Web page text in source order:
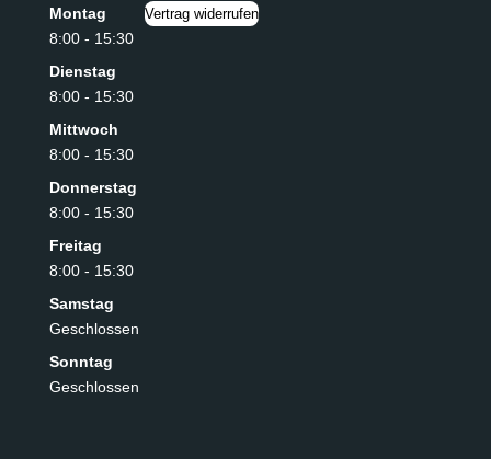
Montag
8:00 - 15:30
Dienstag
8:00 - 15:30
Mittwoch
8:00 - 15:30
Donnerstag
8:00 - 15:30
Freitag
8:00 - 15:30
Samstag
Geschlossen
Sonntag
Geschlossen
Vertrag widerrufen